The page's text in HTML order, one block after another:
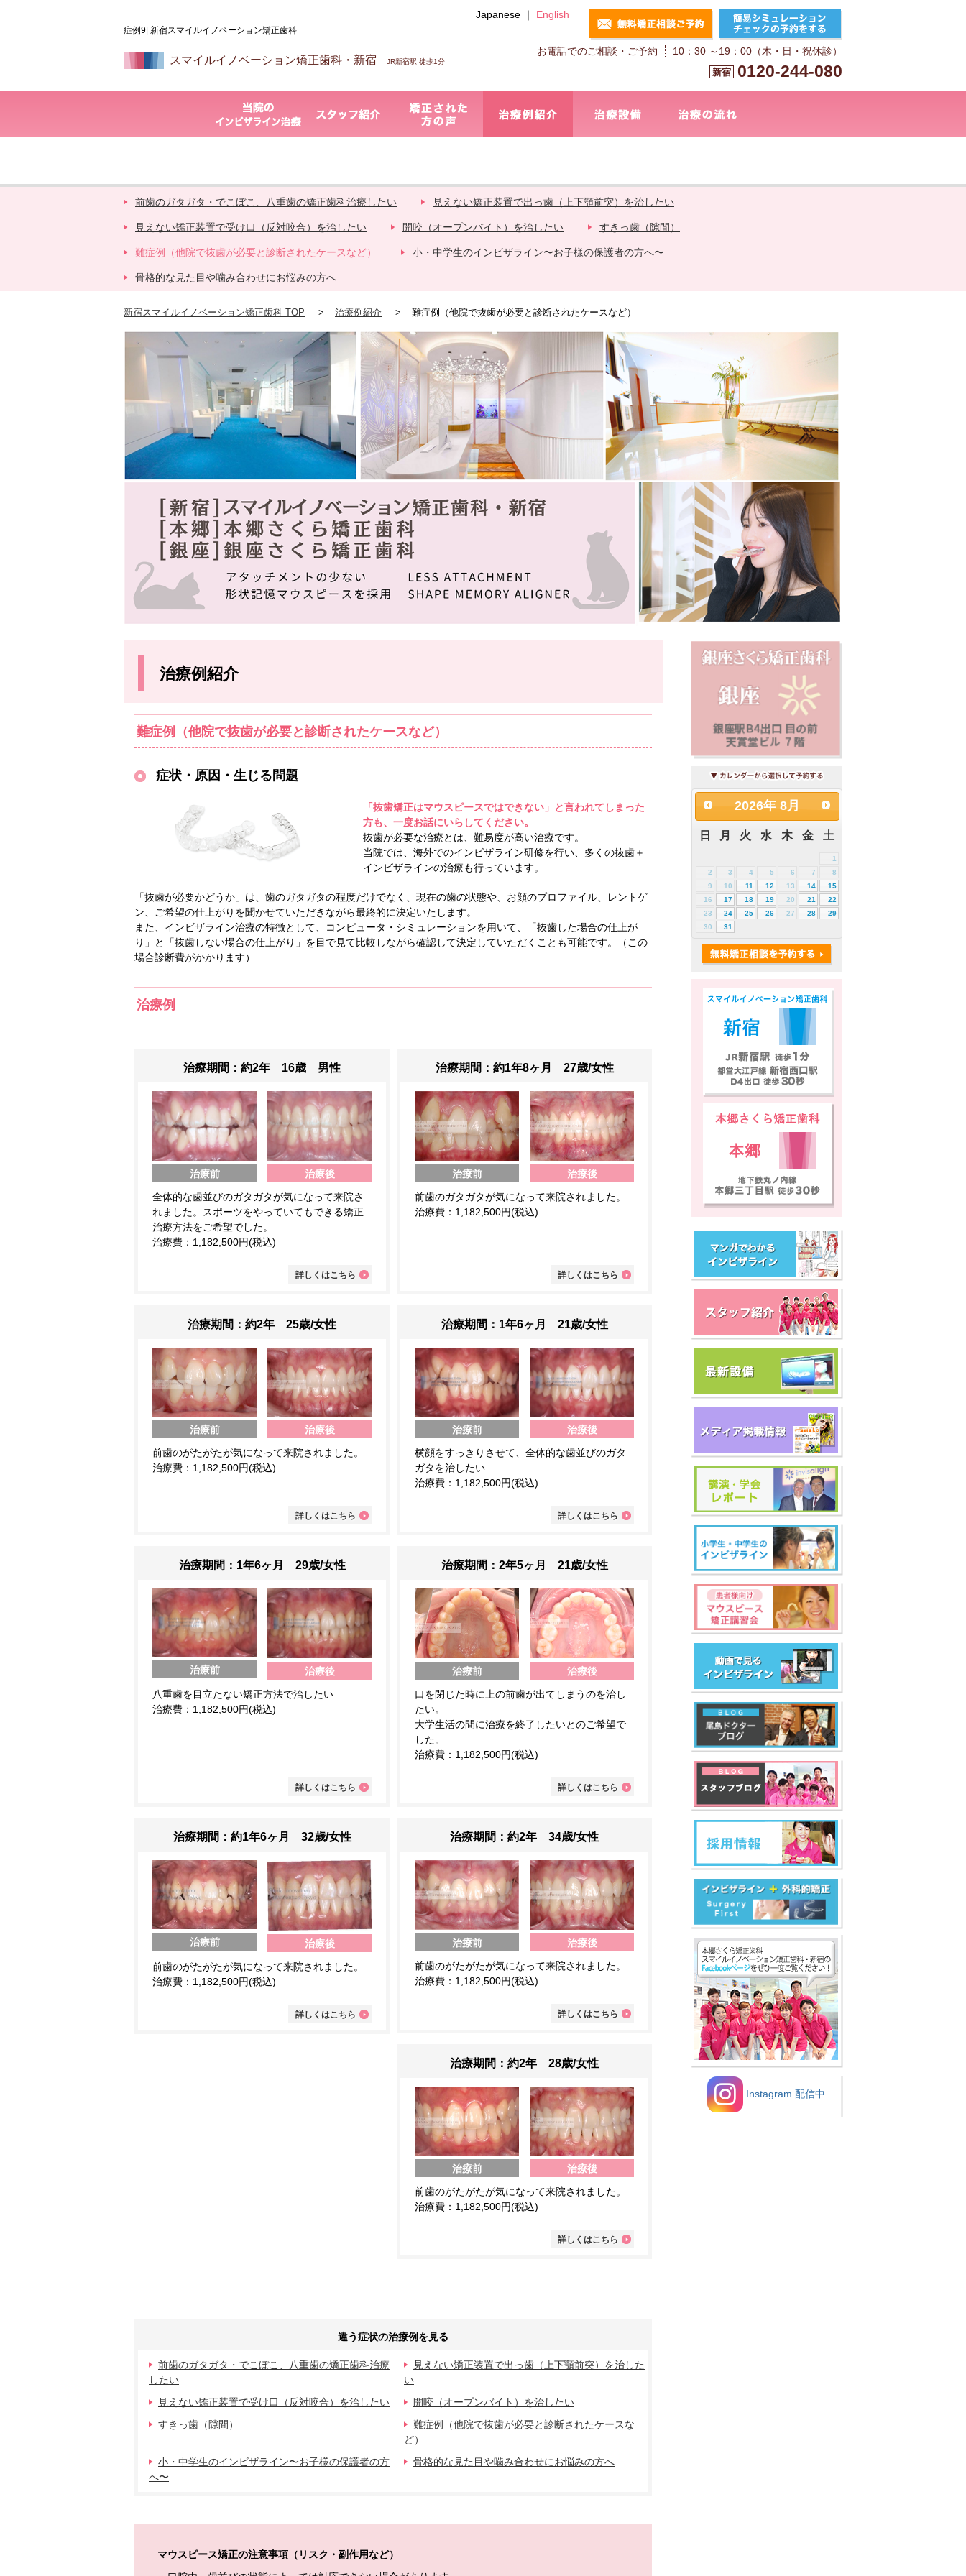
症例9| 新宿スマイルイノベーション矯正歯科
Japanese ｜ English
スマイルイノベーション矯正歯科・新宿 JR新宿駅 徒歩1分
お電話でのご相談・ご予約 10：30 ～19：00（木・日・祝休診）
新宿 0120-244-080
前歯のガタガタ・でこぼこ、八重歯の矯正歯科治療したい 見えない矯正装置で出っ歯（上下顎前突）を治したい
見えない矯正装置で受け口（反対咬合）を治したい 開咬（オープンバイト）を治したい すきっ歯（隙間）
難症例（他院で抜歯が必要と診断されたケースなど） 小・中学生のインビザライン〜お子様の保護者の方へ〜
骨格的な見た目や噛み合わせにお悩みの方へ
新宿スマイルイノベーション矯正歯科 TOP 治療例紹介 難症例（他院で抜歯が必要と診断されたケースなど）
治療例紹介
難症例（他院で抜歯が必要と診断されたケースなど）
症状・原因・生じる問題
「抜歯矯正はマウスピースではできない」と言われてしまった
方も、一度お話にいらしてください。
抜歯が必要な治療とは、難易度が高い治療です。
当院では、海外でのインビザライン研修を行い、多くの抜歯＋
インビザラインの治療も行っています。
「抜歯が必要かどうか」は、歯のガタガタの程度だけでなく、現在の歯の状態や、お顔のプロファイル、レントゲ
ン、ご希望の仕上がりを聞かせていただきながら最終的に決定いたします。
また、インビザライン治療の特徴として、コンピュータ・シミュレーションを用いて、「抜歯した場合の仕上が
り」と「抜歯しない場合の仕上がり」を目で見て比較しながら確認して決定していただくことも可能です。（この
場合診断費がかかります）
治療例
治療期間：約2年 16歳 男性
治療前
治療後
全体的な歯並びのガタガタが気になって来院さ
れました。スポーツをやっていてもできる矯正
治療方法をご希望でした。
治療費：1,182,500円(税込)
詳しくはこちら
治療期間：約1年8ヶ月 27歳/女性
治療前
治療後
前歯のガタガタが気になって来院されました。
治療費：1,182,500円(税込)
詳しくはこちら
治療期間：約2年 25歳/女性
治療前
治療後
前歯のがたがたが気になって来院されました。
治療費：1,182,500円(税込)
詳しくはこちら
治療期間：1年6ヶ月 21歳/女性
治療前
治療後
横顔をすっきりさせて、全体的な歯並びのガタ
ガタを治したい
治療費：1,182,500円(税込)
詳しくはこちら
治療期間：1年6ヶ月 29歳/女性
治療前
治療後
八重歯を目立たない矯正方法で治したい
治療費：1,182,500円(税込)
詳しくはこちら
治療期間：2年5ヶ月 21歳/女性
治療前
治療後
口を閉じた時に上の前歯が出てしまうのを治し
たい。
大学生活の間に治療を終了したいとのご希望で
した。
治療費：1,182,500円(税込)
詳しくはこちら
治療期間：約1年6ヶ月 32歳/女性
治療前
治療後
前歯のがたがたが気になって来院されました。
治療費：1,182,500円(税込)
詳しくはこちら
治療期間：約2年 34歳/女性
治療前
治療後
前歯のがたがたが気になって来院されました。
治療費：1,182,500円(税込)
詳しくはこちら
治療期間：約2年 28歳/女性
治療前
治療後
前歯のがたがたが気になって来院されました。
治療費：1,182,500円(税込)
詳しくはこちら
違う症状の治療例を見る
前歯のガタガタ・でこぼこ、八重歯の矯正歯科治療
したい
見えない矯正装置で出っ歯（上下顎前突）を治した
い
見えない矯正装置で受け口（反対咬合）を治したい
開咬（オープンバイト）を治したい
すきっ歯（隙間）
難症例（他院で抜歯が必要と診断されたケースな
ど）
小・中学生のインビザライン〜お子様の保護者の方
へ〜
骨格的な見た目や噛み合わせにお悩みの方へ
マウスピース矯正の注意事項（リスク・副作用など）
Instagram 配信中